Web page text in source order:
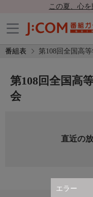
この夏、心
番組表 第108回全国高
エラー
第108回全国高
会
直近の